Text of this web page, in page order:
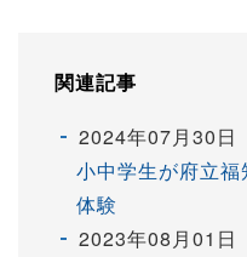
関連記事
2024年07月30日
小中学生が府立
体験
2023年08月01日